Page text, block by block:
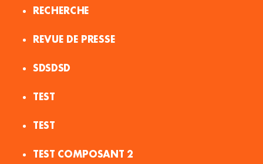
RECHERCHE
REVUE DE PRESSE
SDSDSD
TEST
TEST
TEST COMPOSANT 2